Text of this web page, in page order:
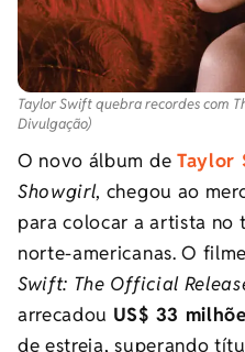
Taylor Swift quebra recordes com
Divulgação)
O novo álbum de Taylor
Showgirl, chegou ao
para colocar a artista no
norte-americanas. O
Swift: The Official
arrecadou US$ 33
de estreia, superando